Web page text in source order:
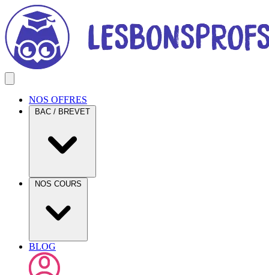
NOS OFFRES
BAC / BREVET
NOS COURS
BLOG